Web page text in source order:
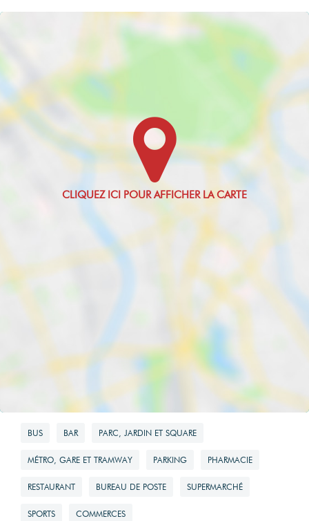
BUS BAR PARC, JARDIN ET SQUARE
MÉTRO, GARE ET TRAMWAY PARKING PHARMACIE
RESTAURANT BUREAU DE POSTE SUPERMARCHÉ
SPORTS COMMERCES